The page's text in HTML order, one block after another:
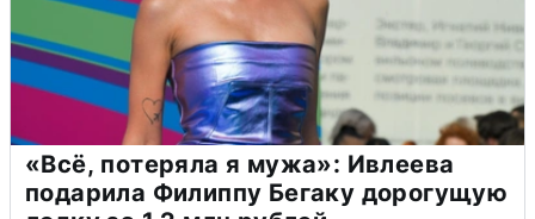
«Всё, потеряла я мужа»: Ивлеева
подарила Филиппу Бегаку дорогущую